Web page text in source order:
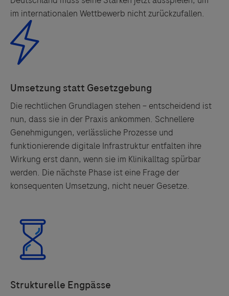
Die rechtlichen Grundlagen stehen – entscheidend ist
nun, dass sie in der Praxis ankommen. Schnellere
Genehmigungen, verlässliche Prozesse und
funktionierende digitale Infrastruktur entfalten ihre
Wirkung erst dann, wenn sie im Klinikalltag spürbar
werden. Die nächste Phase ist eine Frage der
konsequenten Umsetzung, nicht neuer Gesetze.
im internationalen Wettbewerb nicht zurückzufallen.